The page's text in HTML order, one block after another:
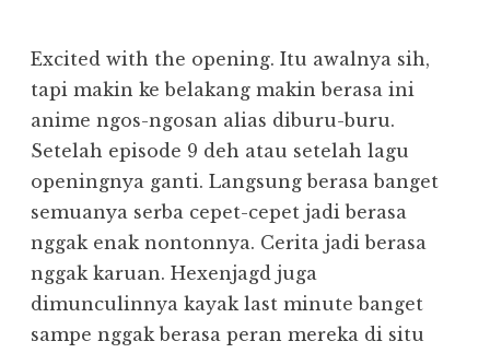
Excited with the opening. Itu awalnya sih,
tapi makin ke belakang makin berasa ini
anime ngos-ngosan alias diburu-buru.
Setelah episode 9 deh atau setelah lagu
openingnya ganti. Langsung berasa banget
semuanya serba cepet-cepet jadi berasa
nggak enak nontonnya. Cerita jadi berasa
nggak karuan. Hexenjagd juga
dimunculinnya kayak last minute banget
sampe nggak berasa peran mereka di situ